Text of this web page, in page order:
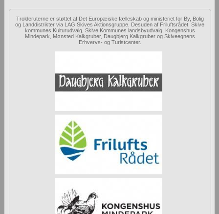
Trolderuterne er støttet af Det Europæiske fælleskab og ministeriet for By, Bolig
og Landdistrikter via LAG Skives Aktionsgruppe. Desuden af Friluftsrådet, Skive
kommunes Kulturudvalg, Skive Kommunes landsbyudvalg, Kongenshus
Mindepark, Mønsted Kalkgruber, Daugbjerg Kalkgruber og Skiveegnens
Erhvervs- og Turistcenter.